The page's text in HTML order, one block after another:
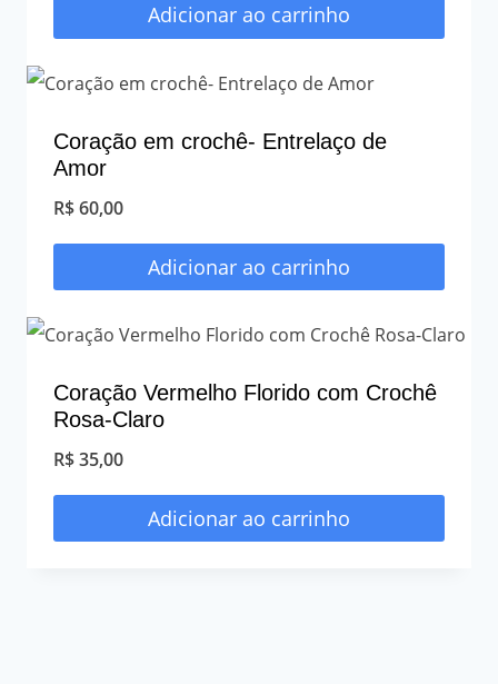
Adicionar ao carrinho
Coração em crochê- Entrelaço de
Amor
R$60,00
Adicionar ao carrinho
Coração Vermelho Florido com Crochê
Rosa-Claro
R$35,00
Adicionar ao carrinho